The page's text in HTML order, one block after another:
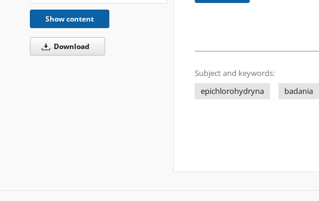
Show content
Download
Subject and keywords:
epichlorohydryna
badania